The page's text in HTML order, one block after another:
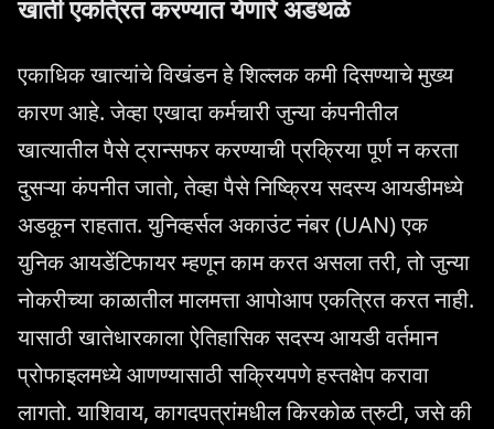
खाती एकत्रित करण्यात येणारे अडथळे
एकाधिक खात्यांचे विखंडन हे शिल्लक कमी दिसण्याचे मुख्य
कारण आहे. जेव्हा एखादा कर्मचारी जुन्या कंपनीतील
खात्यातील पैसे ट्रान्सफर करण्याची प्रक्रिया पूर्ण न करता
दुसऱ्या कंपनीत जातो, तेव्हा पैसे निष्क्रिय सदस्य आयडीमध्ये
अडकून राहतात. युनिव्हर्सल अकाउंट नंबर (UAN) एक
युनिक आयडेंटिफायर म्हणून काम करत असला तरी, तो जुन्या
नोकरीच्या काळातील मालमत्ता आपोआप एकत्रित करत नाही.
यासाठी खातेधारकाला ऐतिहासिक सदस्य आयडी वर्तमान
प्रोफाइलमध्ये आणण्यासाठी सक्रियपणे हस्तक्षेप करावा
लागतो. याशिवाय, कागदपत्रांमधील किरकोळ त्रुटी, जसे की